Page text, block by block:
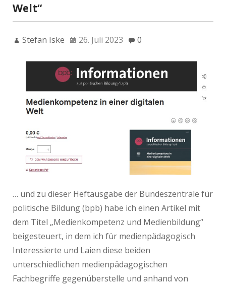
Welt“
Stefan Iske 26. Juli 2023 0
… und zu dieser Heftausgabe der Bundeszentrale für
politische Bildung (bpb) habe ich einen Artikel mit
dem Titel „Medienkompetenz und Medienbildung“
beigesteuert, in dem ich für medienpädagogisch
Interessierte und Laien diese beiden
unterschiedlichen medienpädagogischen
Fachbegriffe gegenüberstelle und anhand von